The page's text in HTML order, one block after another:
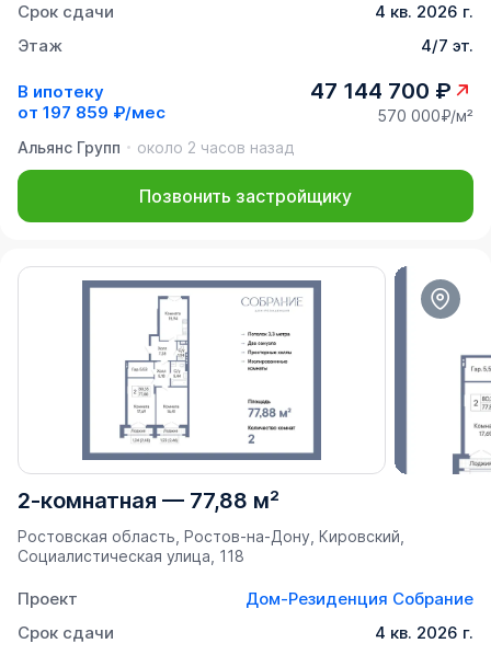
Срок сдачи
4 кв. 2026 г.
Этаж
4/7 эт.
В ипотеку
от 197 859 ₽/мес
47 144 700 ₽
570 000₽/м²
Альянс Групп
около 2 часов назад
Позвонить застройщику
2-комнатная — 77,88 м²
Ростовская область, Ростов-на-Дону, Кировский,
Социалистическая улица, 118
Проект
Дом-Резиденция Собрание
Срок сдачи
4 кв. 2026 г.